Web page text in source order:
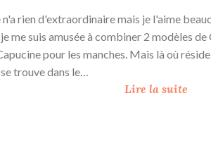
rien d'extraordinaire mais je l'aime
me suis amusée à combiner 2 modèles
pour les manches. Mais là où
trouve dans le…
Lire la suite